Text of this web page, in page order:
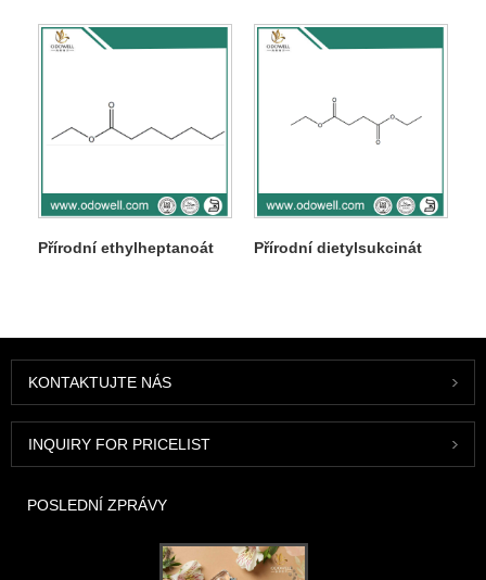
Přírodní ethylheptanoát Přírodní dietylsukcinát
KONTAKTUJTE NÁS
INQUIRY FOR PRICELIST
POSLEDNÍ ZPRÁVY